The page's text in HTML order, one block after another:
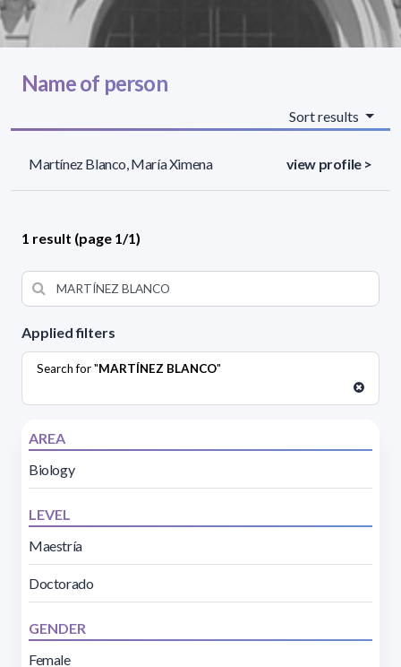
Applied filters
Search for "MARTÍNEZ BLANCO"
AREA
Biology
LEVEL
Maestría
Doctorado
GENDER
Female
Name of person
Sort results
Martínez Blanco, María Ximena view profile >
1 result (page 1/1)